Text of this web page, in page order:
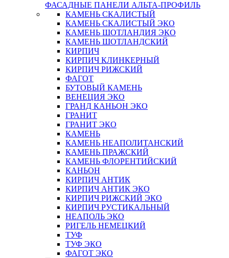
ФАСАДНЫЕ ПАНЕЛИ АЛЬТА-ПРОФИЛЬ
КАМЕНЬ СКАЛИСТЫЙ
КАМЕНЬ СКАЛИСТЫЙ ЭКО
КАМЕНЬ ШОТЛАНДИЯ ЭКО
КАМЕНЬ ШОТЛАНДСКИЙ
КИРПИЧ
КИРПИЧ КЛИНКЕРНЫЙ
КИРПИЧ РИЖСКИЙ
ФАГОТ
БУТОВЫЙ КАМЕНЬ
ВЕНЕЦИЯ ЭКО
ГРАНД КАНЬОН ЭКО
ГРАНИТ
ГРАНИТ ЭКО
КАМЕНЬ
КАМЕНЬ НЕАПОЛИТАНСКИЙ
КАМЕНЬ ПРАЖСКИЙ
КАМЕНЬ ФЛОРЕНТИЙСКИЙ
КАНЬОН
КИРПИЧ АНТИК
КИРПИЧ АНТИК ЭКО
КИРПИЧ РИЖСКИЙ ЭКО
КИРПИЧ РУСТИКАЛЬНЫЙ
НЕАПОЛЬ ЭКО
РИГЕЛЬ НЕМЕЦКИЙ
ТУФ
ТУФ ЭКО
ФАГОТ ЭКО